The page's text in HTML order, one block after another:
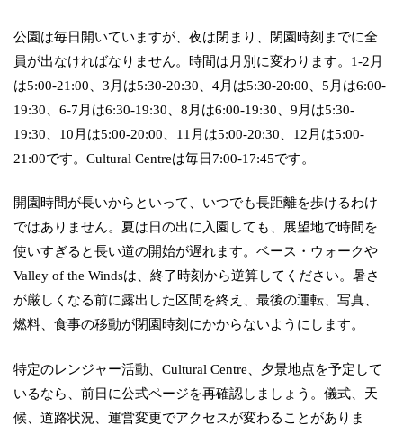
公園は毎日開いていますが、夜は閉まり、閉園時刻までに全
員が出なければなりません。時間は月別に変わります。1-2月
は5:00-21:00、3月は5:30-20:30、4月は5:30-20:00、5月は6:00-
19:30、6-7月は6:30-19:30、8月は6:00-19:30、9月は5:30-
19:30、10月は5:00-20:00、11月は5:00-20:30、12月は5:00-
21:00です。Cultural Centreは毎日7:00-17:45です。
開園時間が長いからといって、いつでも長距離を歩けるわけ
ではありません。夏は日の出に入園しても、展望地で時間を
使いすぎると長い道の開始が遅れます。ベース・ウォークや
Valley of the Windsは、終了時刻から逆算してください。暑さ
が厳しくなる前に露出した区間を終え、最後の運転、写真、
燃料、食事の移動が閉園時刻にかからないようにします。
特定のレンジャー活動、Cultural Centre、夕景地点を予定して
いるなら、前日に公式ページを再確認しましょう。儀式、天
候、道路状況、運営変更でアクセスが変わることがありま